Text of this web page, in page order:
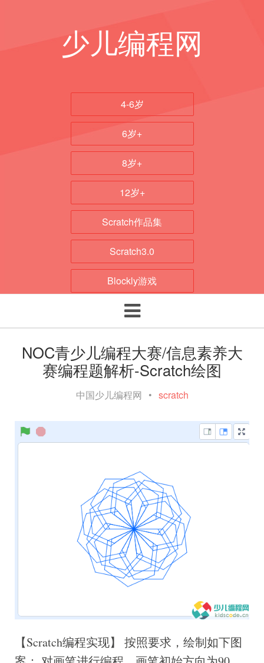
少儿编程网
4-6岁
6岁+
8岁+
12岁+
Scratch作品集
Scratch3.0
Blockly游戏
Toggle navigation
NOC青少儿编程大赛/信息素养大
赛编程题解析-Scratch绘图
中国少儿编程网 • scratch
【Scratch编程实现】 按照要求，绘制如下图